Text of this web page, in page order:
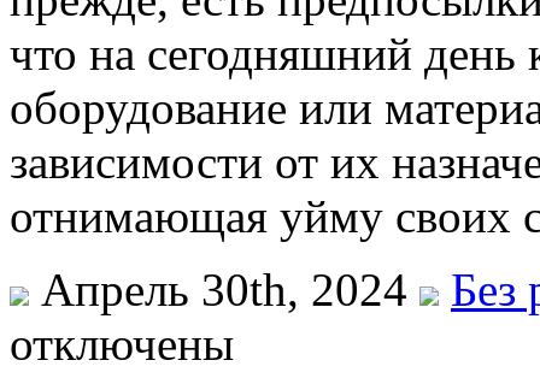
что на сегодняшний
оборудование или
зависимости от их
отнимающая уйму своих
Апрель 30th, 2024
Без
отключены